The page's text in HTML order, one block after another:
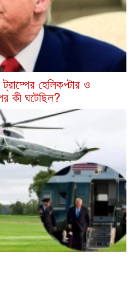
হেলিকপ্টার ও
কী ঘটেছিল?